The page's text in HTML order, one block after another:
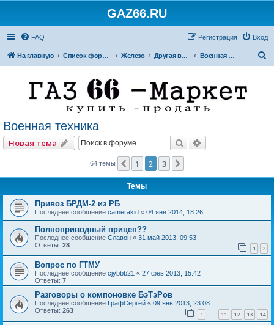
GAZ66.RU
FAQ Вход
Регистрация
На главную Список форумов Железо Другая внедорожная техника Военная техника
Военная техника
Новая тема Поиск
64 темы Пред.
1 2 3
Темы
Привоз БРДМ-2 из РБ
Последнее сообщение camerakid « 04 янв 2014, 18:26
Полноприводный прицеп??
Последнее сообщение Славон « 31 май 2013, 09:53
Ответы: 28 1 2
Вопрос по ГТМУ
Последнее сообщение cjybbb21 « 27 фев 2013, 15:42
Ответы: 7
Разговоры о компоновке БэТэРов
Последнее сообщение ГрафСергей « 09 янв 2013, 23:08
Ответы: 263 1 … 11 12 13 14